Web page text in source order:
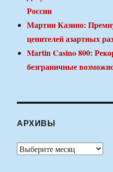
России
Мартин Казино:
ценителей азартных
Martin Casino 800:
безграничные
АРХИВЫ
Архивы